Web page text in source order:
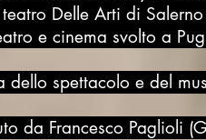
Delle Arti di
e cinema svolto a
spettacolo e del
da Francesco Paglioli